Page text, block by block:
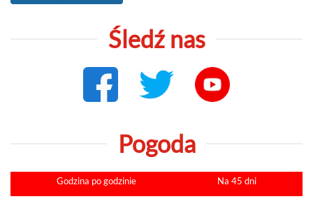
Śledź nas
Pogoda
Godzina po godzinie Na 45 dni